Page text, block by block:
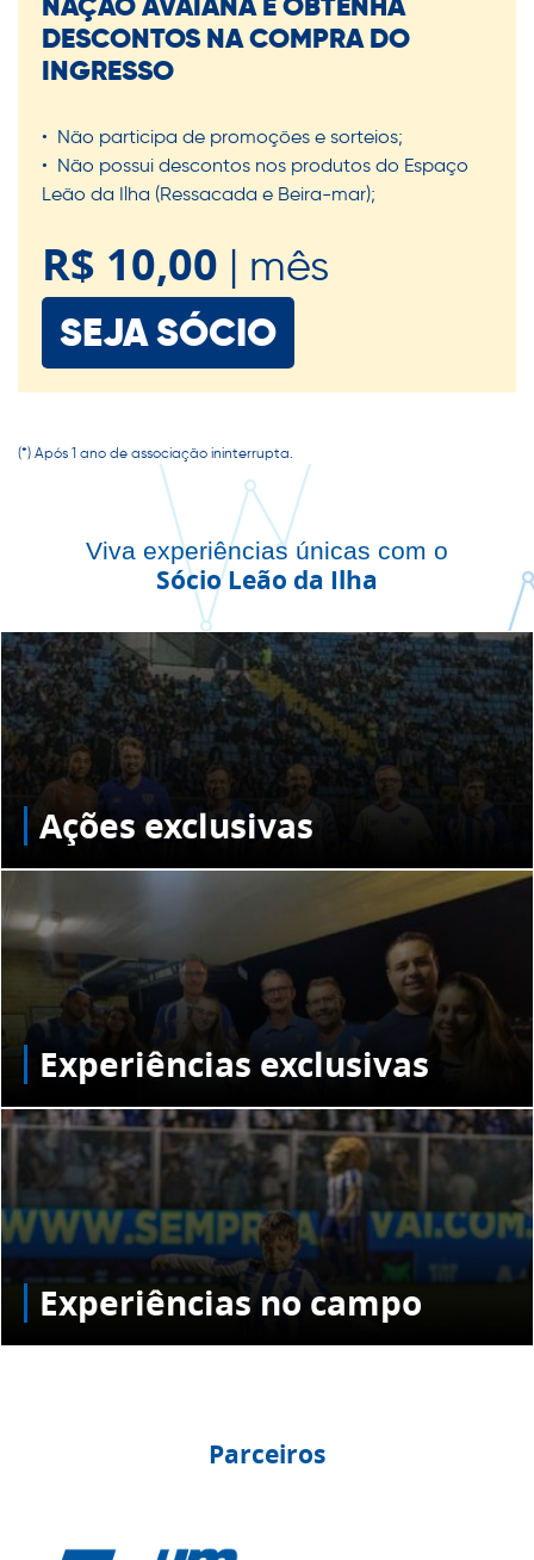
DESCONTOS NA COMPRA DO
INGRESSO
• Não participa de promoções e sorteios;
• Não possui descontos nos produtos do Espaço
Leão da Ilha (Ressacada e Beira-mar);
R$ 10,00 | mês
SEJA SÓCIO
Viva experiências únicas com o
Sócio Leão da Ilha
Ações exclusivas
Experiências exclusivas
Experiências no campo
Parceiros